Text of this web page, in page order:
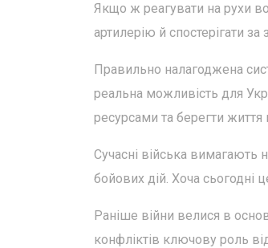
Якщо ж реагувати на рухи
артилерію й спостерігати
Правильно налагоджена
реальна можливість для
ресурсами та берегти
Сучасні війська вимагають
бойових дій. Хоча сьогодні
Раніше війни велися в
конфліктів ключову роль